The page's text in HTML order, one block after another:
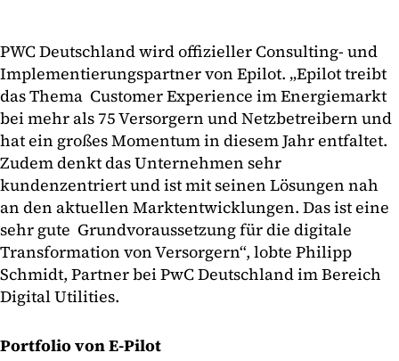
PWC Deutschland wird offizieller Consulting- und
Implementierungspartner von Epilot. „Epilot treibt
das Thema Customer Experience im Energiemarkt
bei mehr als 75 Versorgern und Netzbetreibern und
hat ein großes Momentum in diesem Jahr entfaltet.
Zudem denkt das Unternehmen sehr
kundenzentriert und ist mit seinen Lösungen nah
an den aktuellen Marktentwicklungen. Das ist eine
sehr gute Grundvoraussetzung für die digitale
Transformation von Versorgern“, lobte Philipp
Schmidt, Partner bei PwC Deutschland im Bereich
Digital Utilities.
Portfolio von E-Pilot